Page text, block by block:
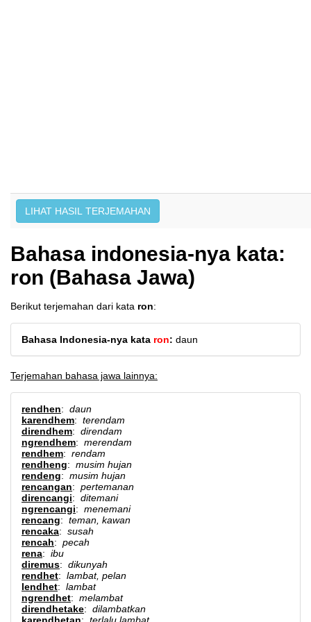
Bahasa indonesia-nya kata:
ron (Bahasa Jawa)
Berikut terjemahan dari kata ron:
Bahasa Indonesia-nya kata ron: daun
Terjemahan bahasa jawa lainnya:
rendhen: daun
karendhem: terendam
direndhem: direndam
ngrendhem: merendam
rendhem: rendam
rendheng: musim hujan
rendeng: musim hujan
rencangan: pertemanan
direncangi: ditemani
ngrencangi: menemani
rencang: teman, kawan
rencaka: susah
rencah: pecah
rena: ibu
diremus: dikunyah
rendhet: lambat, pelan
lendhet: lambat
ngrendhet: melambat
direndhetake: dilambatkan